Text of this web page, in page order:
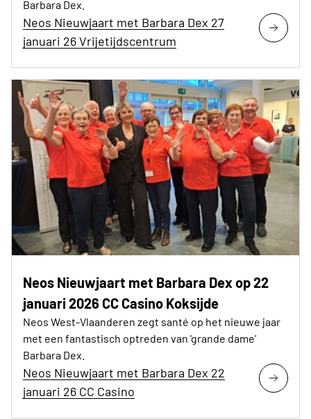
Barbara Dex.
Neos Nieuwjaart met Barbara Dex 27
januari 26 Vrijetijdscentrum
Neos Nieuwjaart met Barbara Dex op 22
januari 2026 CC Casino Koksijde
Neos West-Vlaanderen zegt santé op het nieuwe jaar
met een fantastisch optreden van 'grande dame'
Barbara Dex.
Neos Nieuwjaart met Barbara Dex 22
januari 26 CC Casino